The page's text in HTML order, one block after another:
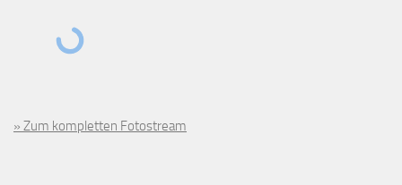
» Zum kompletten Fotostream